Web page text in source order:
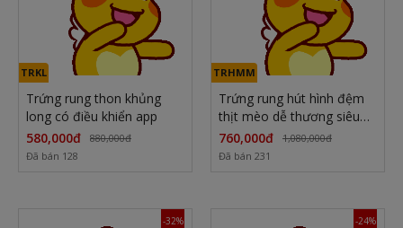
TRKL
Trứng rung thon khủng
long có điều khiển app
580,000đ
880,000đ
Đã bán 128
TRHMM
Trứng rung hút hình đệm
thịt mèo dễ thương siêu
kích thích điều khiển qua
APP
760,000đ
1,080,000đ
Đã bán 231
-32% -24%